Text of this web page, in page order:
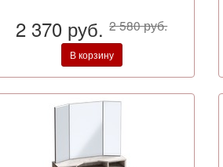
2 370 руб.2 580 руб.
В корзину